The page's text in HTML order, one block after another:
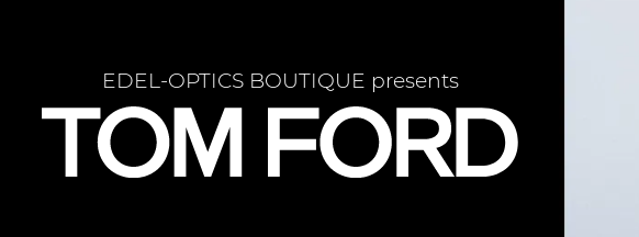
EDEL-OPTICS BOUTIQUE presents